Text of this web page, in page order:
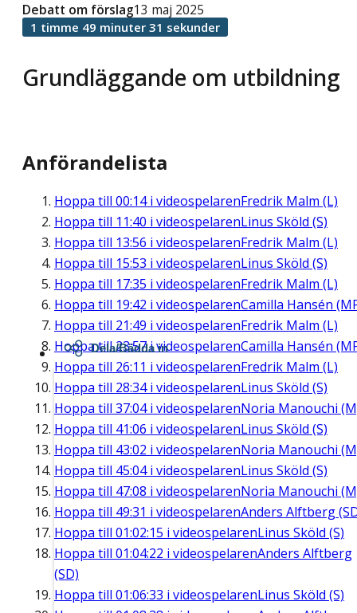
Grundläggande om utbildning
Debatt om förslag13 maj 2025
1 timme 49 minuter 31 sekunder
Anförandelista
Hoppa till 00:14i videospelarenFredrik Malm (L)
Hoppa till 11:40 i videospelarenLinus Sköld (S)
Hoppa till 13:56 i videospelarenFredrik Malm (L)
Hoppa till 15:53 i videospelarenLinus Sköld (S)
Hoppa till 17:35 i videospelarenFredrik Malm (L)
Hoppa till 19:42 i videospelarenCamilla Hansén
Hoppa till 21:49 i videospelarenFredrik Malm (L)
Hoppa till23:57i videospelarenCamilla Hansén
Hoppa till 26:11 i videospelarenFredrik Malm (L)
Hoppa till 28:34i videospelarenLinus Sköld (S)
Hoppa till 37:04i videospelarenNoria Manouchi
Hoppa till 41:06 i videospelarenLinus Sköld (S)
Hoppa till 43:02 i videospelarenNoria Manouchi
Hoppa till 45:04i videospelarenLinus Sköld (S)
Hoppa till 47:08 i videospelarenNoria Manouchi
Hoppa till 49:31 i videospelarenAnders Alftberg
Hoppa till 01:02:15 i videospelarenLinus Sköld (S)
Hoppa till 01:04:22 i videospelarenAnders Alftberg
(SD)
Hoppa till 01:06:33 i videospelarenLinus Sköld (S)
Dela/Bädda in